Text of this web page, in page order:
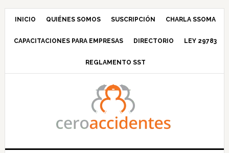
Saltar
navegación
Saltar
principal
Saltar
barra
principal
Saltar
INICIO QUIÉNES SOMOS SUSCRIPCIÓN CHARLA SSOMA
CAPACITACIONES PARA EMPRESAS DIRECTORIO LEY 29783
REGLAMENTO SST